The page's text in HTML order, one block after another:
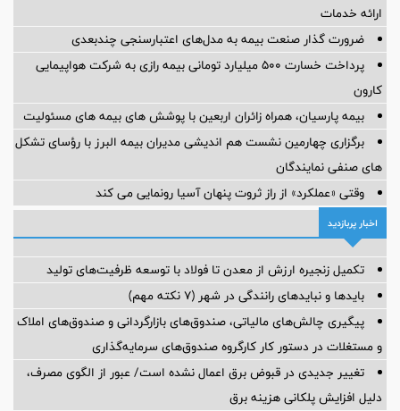
ارائه خدمات
ضرورت گذار صنعت بیمه به مدل‌های اعتبارسنجی چندبعدی
پرداخت خسارت ۵۰۰ میلیارد تومانی بیمه رازی به شرکت هواپیمایی
کارون
بیمه پارسیان، همراه زائران اربعین با پوشش های بیمه های مسئولیت
برگزاری چهارمین نشست هم اندیشی مدیران بیمه البرز با رؤسای تشکل
های صنفی نمایندگان
وقتی «عملکرد» از راز ثروت پنهان آسیا رونمایی می کند
اخبار پربازدید
تکمیل زنجیره ارزش از معدن تا فولاد با توسعه ظرفیت‌های تولید
بایدها و نبایدهای رانندگی در شهر (۷ نکته مهم)
پیگیری چالش‌های مالیاتی، صندوق‌های بازارگردانی و صندوق‌های املاک
و مستغلات در دستور کار کارگروه صندوق‌های سرمایه‌گذاری
تغییر جدیدی در قبوض برق اعمال نشده است/ عبور از الگوی مصرف،
دلیل افزایش پلکانی هزینه برق